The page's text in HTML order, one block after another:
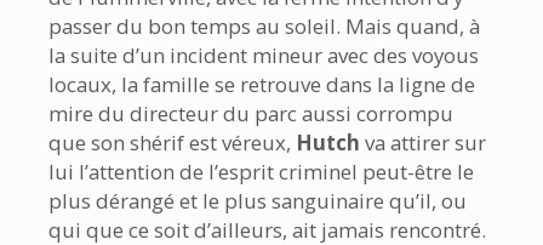
passer du bon temps au soleil. Mais quand, à
la suite d’un incident mineur avec des voyous
locaux, la famille se retrouve dans la ligne de
mire du directeur du parc aussi corrompu
que son shérif est véreux, Hutch va attirer sur
lui l’attention de l’esprit criminel peut-être le
plus dérangé et le plus sanguinaire qu’il, ou
qui que ce soit d’ailleurs, ait jamais rencontré.